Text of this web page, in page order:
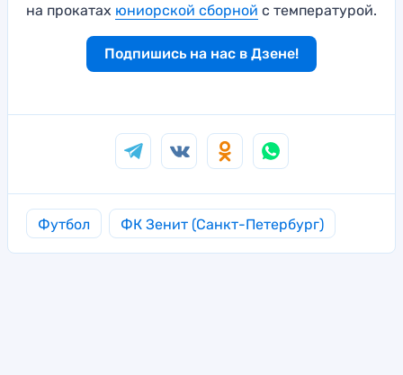
на прокатах юниорской сборной с температурой.
Подпишись на нас в Дзене!
Футбол ФК Зенит (Санкт-Петербург)